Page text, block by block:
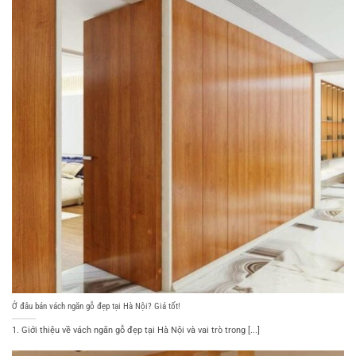
Ở đâu bán vách ngăn gỗ đẹp tại Hà Nội? Giá tốt!
1. Giới thiệu về vách ngăn gỗ đẹp tại Hà Nội và vai trò trong [...]